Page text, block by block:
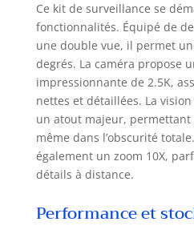
pouvez regarder
même si le réseau
【Disque dur 500
enregistrement 7/
frais mensuels】 :
surveillance
(extensible à 6 To)
enregistrement
une protection
abonnement ni coût
couleur】 :
Ce kit de surveillance se
fonctionnalités. Équipé de
une double vue, il permet
degrés. La caméra propose
impressionnante de 2.5K,
nettes et détaillées. La
un atout majeur,
même dans l’obscurité
également un zoom 10X,
détails à distance.
Performance et